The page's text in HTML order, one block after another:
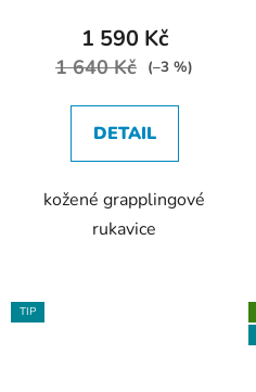
1 590 Kč
1 640 Kč (–3 %)
DETAIL
kožené grapplingové
rukavice
TIP